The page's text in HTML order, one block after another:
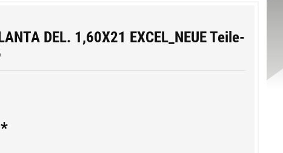
DEL. 1,60X21 EXCEL_NEUE Teile-
*